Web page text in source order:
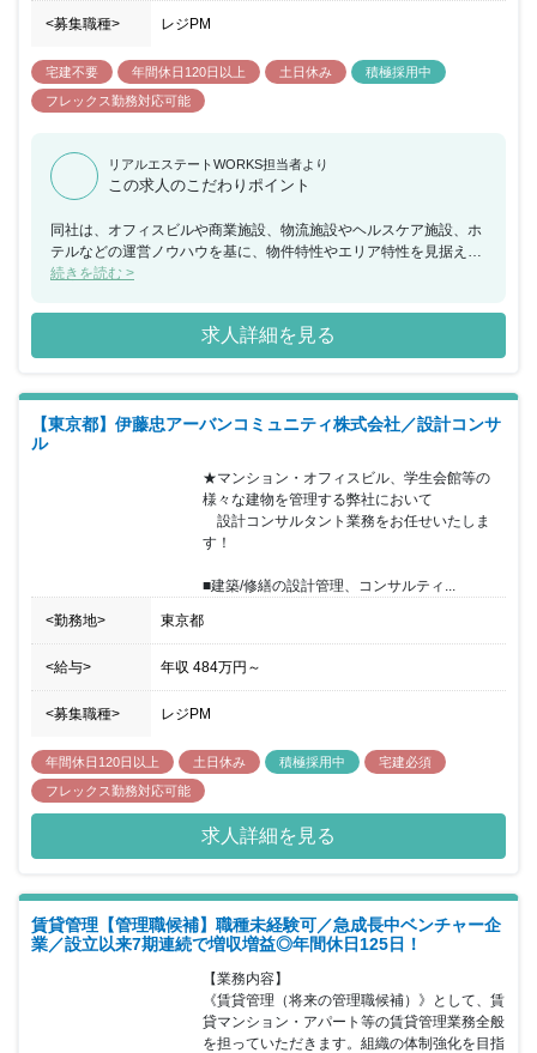
う。働く仲間は、ライバルであると同時にお客様のために、同じ思
いを共有する仲間。だから、プレミアムライフでは常に職場が良い
雰囲気であるように、仲間同士のコミュニケーションを大事にして
います。海外旅行獲得キャンペーンなどの楽しいイベントも開催し
ながら、日々の仕事を楽しんで競い合えるような工夫をしていま
を超えて同じ思いを持った仲間達があなたとお会いできることを楽
しみに待っています。
<募集職種> レジPM
宅建不要 年間休日120日以上 土日休み
積極採用中
フレックス勤務対応可能
リアルエステートWORKS担当者より
この求人のこだわりポイント
同社は、オフィスビルや商業施設、物流施設やヘルスケア施設、ホ
テルなどの運営ノウハウを基に、物件特性やエリア特性を見据え、
運営管理の企画・立案から、テナント誘致・出納業務や、物件購
担を軽減し、あらゆるニーズに柔軟性を持って対応したサービスを
提供しています。 今回、オーナー様、事業主様のニーズに対し、建
物に合った効率的な運営管理の企画・立案・プロパティマネジメン
管理グループ（レジデンシャルグループ）にて物件オーナー様、利
用者様の総合支援となります。関係業者様との関連業務を担ってい
スを誇り、オフィスビルや商業施設のPM業務の専門性をさらに高
めていただける環境が特徴です。宅建の資格やプロパティマネジメ
ントの豊富な経験を活かして今後の同社を支えていただける方を県
続きを読む >
求人詳細を見る
【東京都】伊藤忠アーバンコミュニティ株式会社／設計コンサ
ル
★マンション・オフィスビル、学生会館等の
様々な建物を管理する弊社において
設計コンサルタント業務をお任せいたしま
す！
■建築/修繕の設計管理、コンサルティ...
<勤務地> 東京都
<給与> 年収 484万円 ～
<募集職種> レジPM
年間休日120日以上 土日休み 積極採用中
宅建必須
フレックス勤務対応可能
求人詳細を見る
賃貸管理【管理職候補】職種未経験可／急成長中ベンチャー企
業／設立以来7期連続で増収増益◎年間休日125日！
【業務内容】
《賃貸管理（将来の管理職候補）》として、賃
貸マンション・アパート等の賃貸管理業務全般
を担っていただきます。組織の体制強化を目指